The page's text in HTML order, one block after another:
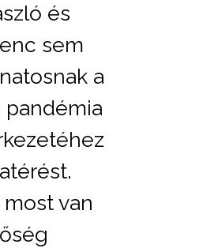
és
sem
a
pandémia
van